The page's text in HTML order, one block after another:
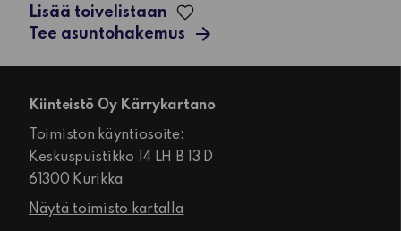
Lisää toivelistaan
Tee asuntohakemus
Kiinteistö Oy Kärrykartano
Toimiston käyntiosoite:
Keskuspuistikko 14 LH B 13 D
61300 Kurikka
Näytä toimisto kartalla